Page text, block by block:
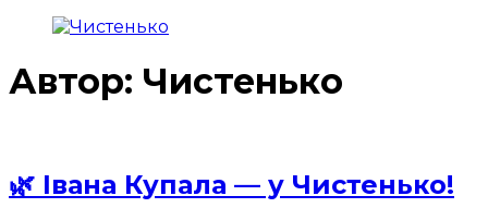
Автор: Чистенько
🌿 Івана Купала — у Чистенько!